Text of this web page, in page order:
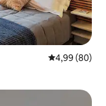
Classificação
4,99 (80)